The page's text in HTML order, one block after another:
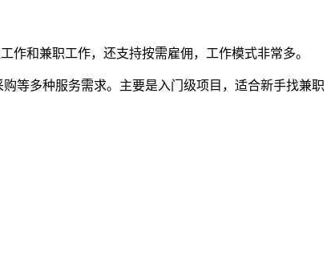
作和兼职工作，还支持按需雇佣，工作模式非常多。
等多种服务需求。主要是入门级项目，适合新手找兼职